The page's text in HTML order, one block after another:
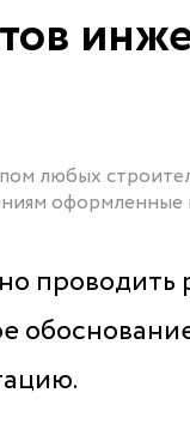
любых